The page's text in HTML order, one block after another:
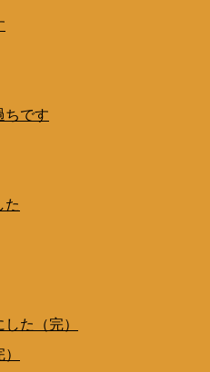
ちです
た
た（完）